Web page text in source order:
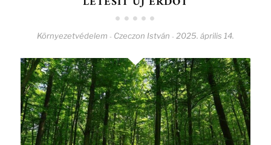
Környezetvédelem - Czeczon István - 2025. április 14.